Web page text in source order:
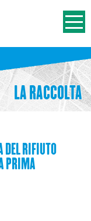
LA RACCOLTA
DEL RIFIUTO
PRIMA